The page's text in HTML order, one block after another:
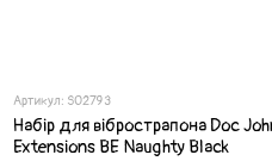
Артикул: SO2793
Набір для вібрострапона Doc
Extensions BE Naughty Black